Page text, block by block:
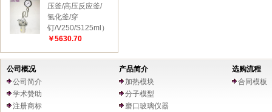
压釜/高压反应釜/
氢化釜/穿
钉/V250/S125ml）
￥5630.70
公司概况
公司简介
学术赞助
注册商标
产品简介
加热模块
分子模型
磨口玻璃仪器
选购流程
合同模板